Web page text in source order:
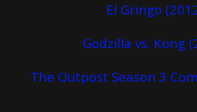
El Gringo
Godzilla vs. Kong
The Outpost Season 3